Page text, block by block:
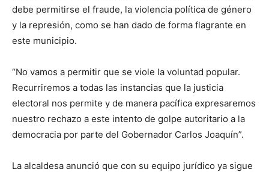
debe permitirse el fraude, la violencia política de género
y la represión, como se han dado de forma flagrante en
este municipio.
“No vamos a permitir que se viole la voluntad popular.
Recurriremos a todas las instancias que la justicia
electoral nos permite y de manera pacífica expresaremos
nuestro rechazo a este intento de golpe autoritario a la
democracia por parte del Gobernador Carlos Joaquín”.
La alcaldesa anunció que con su equipo jurídico ya sigue